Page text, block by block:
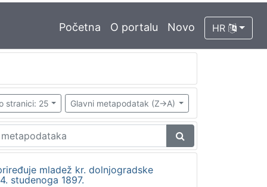
Početna O portalu Novo HR
stranici: 25 Glavni metapodatak (Z->A)
mladež kr. dolnjogradske
studenoga 1897.